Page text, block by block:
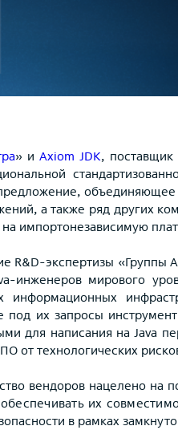
» иAxiom JDK, поставщик
объединяющее
а также ряд других
на импортонезависимую
R&D-экспертизы «Группы
инженеров мирового
информационных
под их запросы
для написания на Java
от технологических
вендоров нацелено
их
в рамках